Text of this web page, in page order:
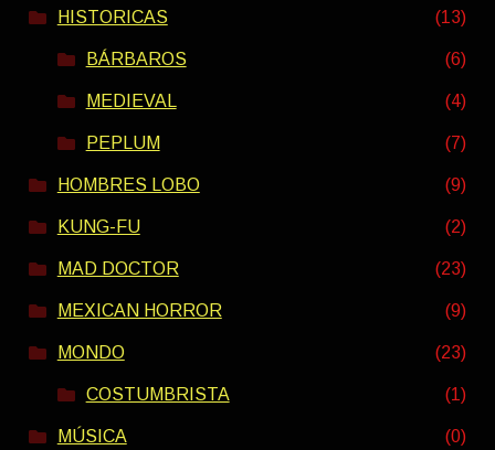
HISTORICAS (13)
BÁRBAROS (6)
MEDIEVAL (4)
PEPLUM (7)
HOMBRES LOBO (9)
KUNG-FU (2)
MAD DOCTOR (23)
MEXICAN HORROR (9)
MONDO (23)
COSTUMBRISTA (1)
MÚSICA (0)